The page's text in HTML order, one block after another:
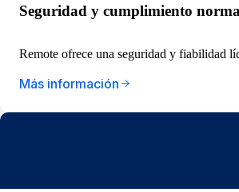
Seguridad y cumplimiento
Remote ofrece una seguridad y fiabilidad
Más información